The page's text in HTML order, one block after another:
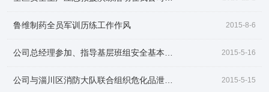
2015-8-6
鲁维制药全员军训历练工作作风
2015-5-16
2015-5-15